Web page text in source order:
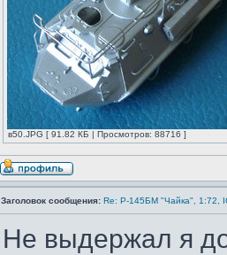
в50.JPG [ 91.82 КБ | Просмотров: 88716 ]
Заголовок сообщения: Re: Р-145БМ "Чайка", 1:72,
Не выдержал я